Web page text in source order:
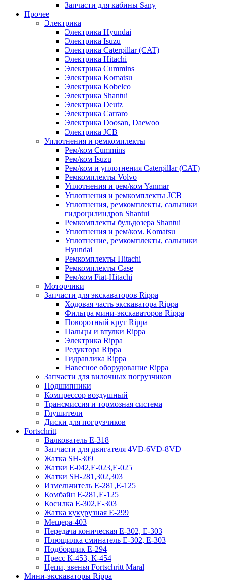
Запчасти для кабины Sany
Прочее
Электрика
Электрика Hyundai
Электрика Isuzu
Электрика Caterpillar (CAT)
Электрика Hitachi
Электрика Cummins
Электрика Komatsu
Электрика Kobelco
Электрика Shantui
Электрика Deutz
Электрика Carraro
Электрика Doosan, Daewoo
Электрика JCB
Уплотнения и ремкомплекты
Рем/ком Cummins
Рем/ком Isuzu
Рем/ком и уплотнения Caterpillar (CAT)
Ремкомплекты Volvo
Уплотнения и рем/ком Yanmar
Уплотнения и ремкомплекты JCB
Уплотнения, ремкомплекты, сальники
гидроцилиндров Shantui
Ремкомплекты бульдозера Shantui
Уплотнения и рем/ком. Komatsu
Уплотнение, ремкомплекты, сальники
Hyundai
Ремкомплекты Hitachi
Ремкомплекты Case
Рем/ком Fiat-Hitachi
Моторчики
Запчасти для экскаваторов Rippa
Ходовая часть экскаватора Rippa
Фильтра мини-экскаваторов Rippa
Поворотный круг Rippa
Пальцы и втулки Rippa
Электрика Rippa
Редуктора Rippa
Гидравлика Rippa
Навесное оборудование Rippa
Запчасти для вилочных погрузчиков
Подшипники
Компрессор воздушный
Трансмиссия и тормозная система
Глушители
Диски для погрузчиков
Fortschritt
Валкователь Е-318
Запчасти для двигателя 4VD-6VD-8VD
Жатка SH-309
Жатки Е-042,Е-023,Е-025
Жатки SH-281,302,303
Измельчитель Е-281,Е-125
Комбайн Е-281,Е-125
Косилка Е-302,Е-303
Жатка кукурузная Е-299
Мещера-403
Передача коническая Е-302, Е-303
Плющилка сминатель Е-302, Е-303
Подборщик Е-294
Пресс К-453, К-454
Цепи, звенья Fortschritt Maral
Мини-экскаваторы Rippa